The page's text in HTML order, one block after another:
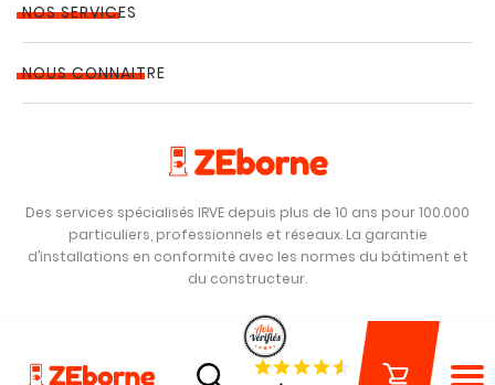
NOS SERVICES
NOUS CONNAITRE
Des services spécialisés IRVE depuis plus de 10 ans pour 100.000
particuliers, professionnels et réseaux. La garantie
d’installations en conformité avec les normes du bâtiment et
du constructeur.